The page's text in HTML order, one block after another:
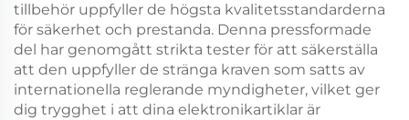
tillbehör uppfyller de högsta kvalitetsstandarderna
för säkerhet och prestanda. Denna pressformade
del har genomgått strikta tester för att säkerställa
att den uppfyller de stränga kraven som satts av
internationella reglerande myndigheter, vilket ger
dig trygghet i att dina elektronikartiklar är